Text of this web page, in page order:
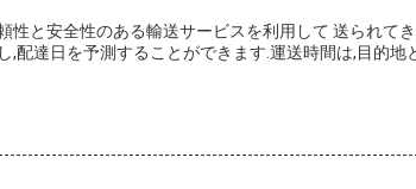
性と安全性のある輸送サービスを利用して 送られて
,配達日を予測することができます.運送時間は,目的地